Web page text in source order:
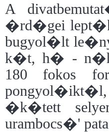
A
�rd�gei
bugyol�lt
k�t, h� -
180 fokos
pongyol�ikt�l,
�k�tett
urambocs�'